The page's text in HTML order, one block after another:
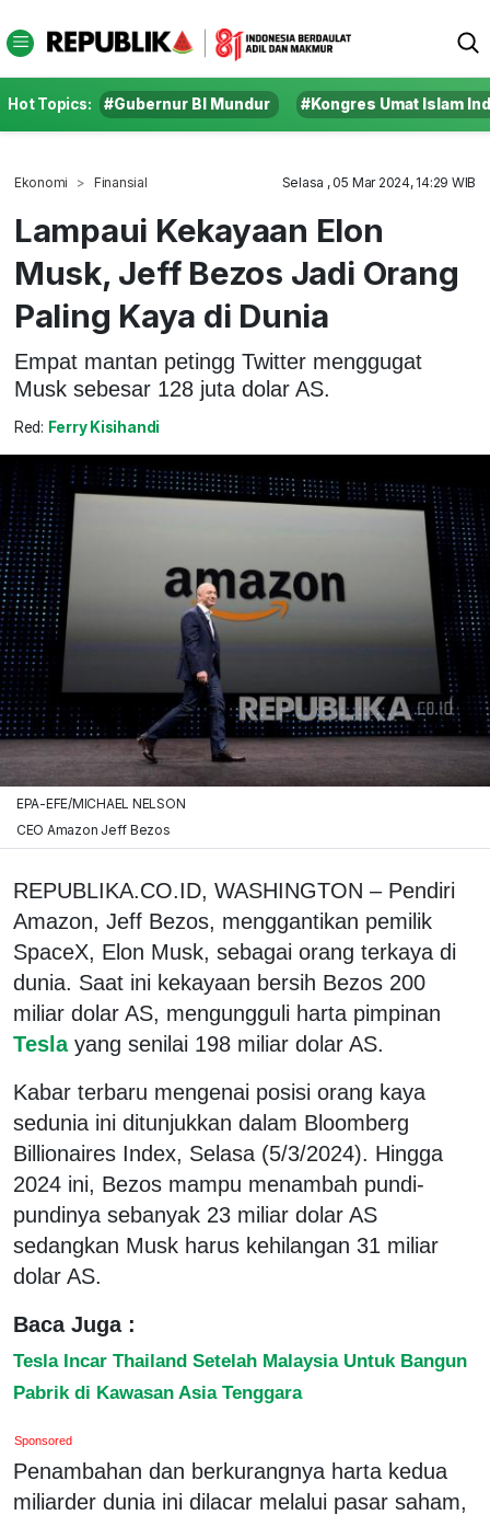
Hot Topics: #Gubernur BI Mundur #Kongres Umat Islam
Ekonomi Finansial Selasa , 05 Mar 2024, 14:29 WIB
Lampaui Kekayaan Elon
Musk, Jeff Bezos Jadi Orang
Paling Kaya di Dunia
Empat mantan petingg Twitter menggugat
Musk sebesar 128 juta dolar AS.
Red: Ferry Kisihandi
EPA-EFE/MICHAEL NELSON
CEO Amazon Jeff Bezos
REPUBLIKA.CO.ID, WASHINGTON – Pendiri
Amazon, Jeff Bezos, menggantikan pemilik
SpaceX, Elon Musk, sebagai orang terkaya di
dunia. Saat ini kekayaan bersih Bezos 200
miliar dolar AS, mengungguli harta pimpinan
Tesla yang senilai 198 miliar dolar AS.
Kabar terbaru mengenai posisi orang kaya
sedunia ini ditunjukkan dalam Bloomberg
Billionaires Index, Selasa (5/3/2024). Hingga
2024 ini, Bezos mampu menambah pundi-
pundinya sebanyak 23 miliar dolar AS
sedangkan Musk harus kehilangan 31 miliar
dolar AS.
Baca Juga :
Tesla Incar Thailand Setelah Malaysia Untuk Bangun
Pabrik di Kawasan Asia Tenggara
Sponsored
Penambahan dan berkurangnya harta kedua
miliarder dunia ini dilacar melalui pasar saham,